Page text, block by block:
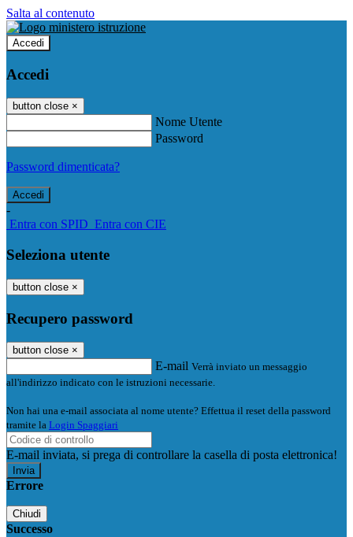
Salta al contenuto
Accedi
Accedi
button close ×
Nome Utente
Password
Password dimenticata?
-
Entra con SPID Entra con CIE
Seleziona utente
button close ×
Recupero password
button close ×
E-mail Verrà inviato un messaggio
all'indirizzo indicato con le istruzioni necessarie.
Non hai una e-mail associata al nome utente? Effettua il reset della password
tramite la Login Spaggiari
E-mail inviata, si prega di controllare la casella di posta elettronica!
Errore
Chiudi
Successo